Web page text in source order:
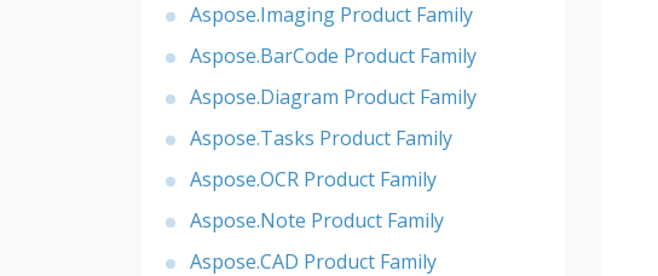
Aspose.Imaging Product Family
Aspose.BarCode Product Family
Aspose.Diagram Product Family
Aspose.Tasks Product Family
Aspose.OCR Product Family
Aspose.Note Product Family
Aspose.CAD Product Family